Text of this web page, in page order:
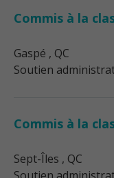
Commis à la
Gaspé , QC
Soutien
Commis à la
Sept-Îles , QC